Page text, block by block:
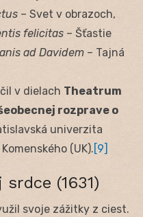
– Svet v obrazoch,
felicitas – Šťastie
ad Davidem – Tajná
v dielach Theatrum
rozprave o
univerzita
(UK).[9]
(1631)
svoje zážitky z ciest.